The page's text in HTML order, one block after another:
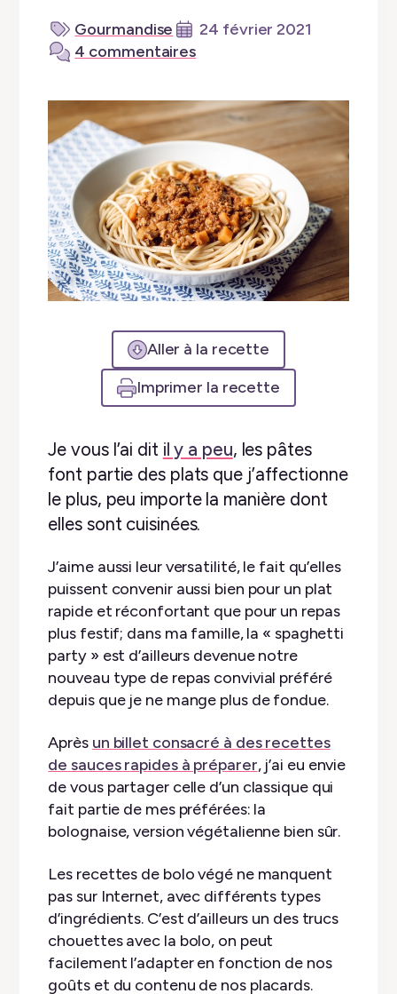
Gourmandise
24 février 2021
4 commentaires
Aller à la recette
Imprimer la recette
Je vous l’ai dit il y a peu, les pâtes
font partie des plats que j’affectionne
le plus, peu importe la manière dont
elles sont cuisinées.
J’aime aussi leur versatilité, le fait qu’elles
puissent convenir aussi bien pour un plat
rapide et réconfortant que pour un repas
plus festif; dans ma famille, la « spaghetti
party » est d’ailleurs devenue notre
nouveau type de repas convivial préféré
depuis que je ne mange plus de fondue.
Après un billet consacré à des recettes
de sauces rapides à préparer, j’ai eu envie
de vous partager celle d’un classique qui
fait partie de mes préférées: la
bolognaise, version végétalienne bien sûr.
Les recettes de bolo végé ne manquent
pas sur Internet, avec différents types
d’ingrédients. C’est d’ailleurs un des trucs
chouettes avec la bolo, on peut
facilement l’adapter en fonction de nos
goûts et du contenu de nos placards.